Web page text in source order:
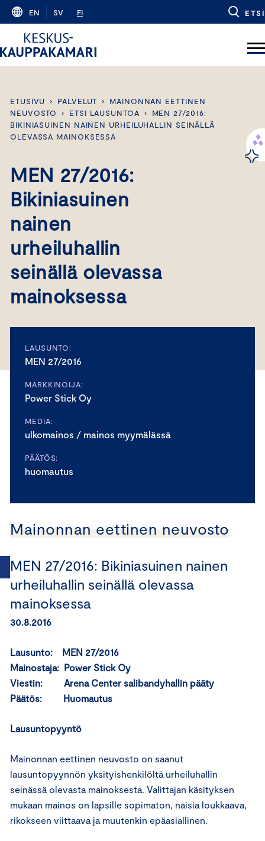
Skip
content
EN SV FI ETSI
ETUSIVU › PALVELUT ›
MAINONNAN EETTINEN
NEUVOSTO
› ETSI LAUSUNTOA ›
MEN 27/2016:
BIKINIASUINEN NAINEN URHEILUHALLIN SEINÄLLÄ
OLEVASSA MAINOKSESSA
MEN 27/2016:
Bikiniasuinen
nainen
urheiluhallin
seinällä olevassa
mainoksessa
LAUSUNTO:
MEN 27/2016
MARKKINOIJA:
Power Stick Oy
MEDIA:
ulkomainos / mainos myymälässä
PÄÄTÖS:
huomautus
Mainonnan eettinen neuvosto
MEN 27/2016: Bikiniasuinen nainen
urheiluhallin seinällä olevassa
mainoksessa
30.8.2016
Lausunto: MEN 27/2016
Mainostaja: Power Stick Oy
Viestin: Arena Center salibandyhallin pääty
Päätös: Huomautus
Lausuntopyyntö
Mainonnan eettinen neuvosto on saanut
lausuntopyynnön yksityishenkilöltä urheiluhallin
seinässä olevasta mainoksesta. Valittajan käsityksen
mukaan mainos on lapsille sopimaton, naisia loukkaava,
rikokseen viittaava ja muutenkin epäasiallinen.